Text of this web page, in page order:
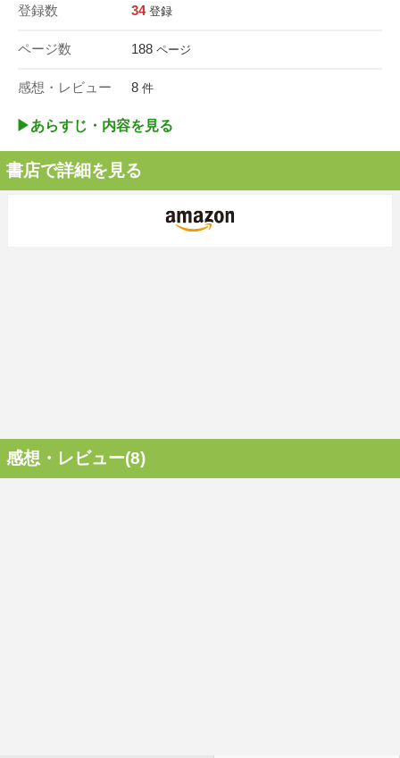
登録数 34 登録
ページ数 188 ページ
感想・レビュー 8 件
▶︎あらすじ・内容を見る
書店で詳細を見る
感想・レビュー(8)